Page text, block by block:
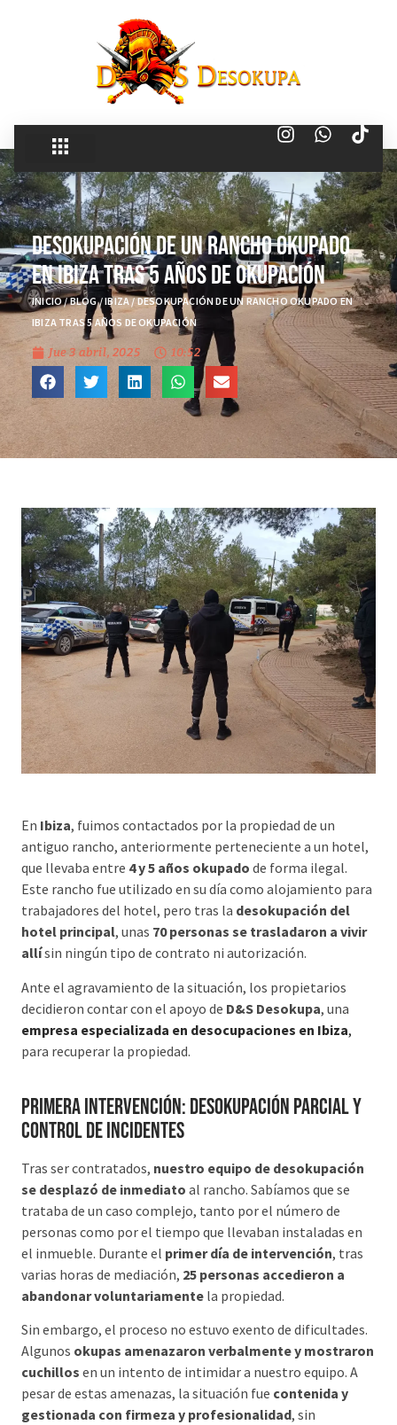
Desokupación de un Rancho Okupado
en Ibiza tras 5 Años de Okupación
INICIO/BLOG/IBIZA/DESOKUPACIÓN DE UN RANCHO OKUPADO EN
IBIZA TRAS 5 AÑOS DE OKUPACIÓN
Jue 3 abril, 2025 10:52
En Ibiza, fuimos contactados por la propiedad de un
antiguo rancho, anteriormente perteneciente a un hotel,
que llevaba entre 4 y 5 años okupado de forma ilegal.
Este rancho fue utilizado en su día como alojamiento para
trabajadores del hotel, pero tras la desokupación del
hotel principal, unas 70 personas se trasladaron a vivir
allísin ningún tipo de contrato ni autorización.
Ante el agravamiento de la situación, los propietarios
decidieron contar con el apoyo de D&S Desokupa, una
empresa especializada en desocupaciones en Ibiza,
para recuperar la propiedad.
Primera intervención: desokupación parcial y
control de incidentes
Tras ser contratados, nuestro equipo de desokupación
se desplazó de inmediato al rancho. Sabíamos que se
trataba de un caso complejo, tanto por el número de
personas como por el tiempo que llevaban instaladas en
el inmueble. Durante el primer día de intervención, tras
varias horas de mediación, 25 personas accedieron a
abandonar voluntariamente la propiedad.
Sin embargo, el proceso no estuvo exento de dificultades.
Algunos okupas amenazaron verbalmente y mostraron
cuchillos en un intento de intimidar a nuestro equipo. A
pesar de estas amenazas, la situación fue contenida y
gestionada con firmeza y profesionalidad, sin